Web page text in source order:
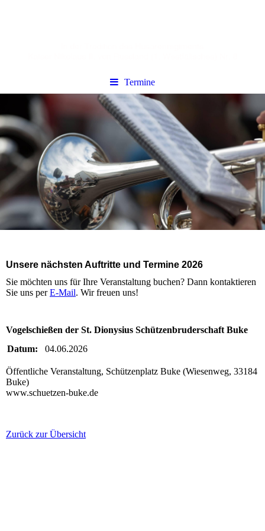
Termine
Unsere nächsten Auftritte und Termine 2026
Sie möchten uns für Ihre Veranstaltung buchen? Dann kontaktieren
Sie uns perE-Mail. Wir freuen uns!
Vogelschießen der St. Dionysius Schützenbruderschaft Buke
Datum:
04.06.2026
Öffentliche Veranstaltung, Schützenplatz Buke (Wiesenweg, 33184
Buke)
www.schuetzen-buke.de
Zurück zur Übersicht